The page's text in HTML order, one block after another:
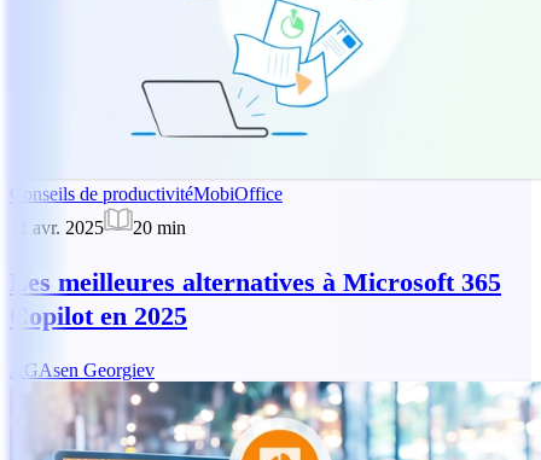
Conseils de productivitéMobiOffice
11 avr. 2025
20 min
Les meilleures alternatives à Microsoft 365
Copilot en 2025
AGAsen Georgiev